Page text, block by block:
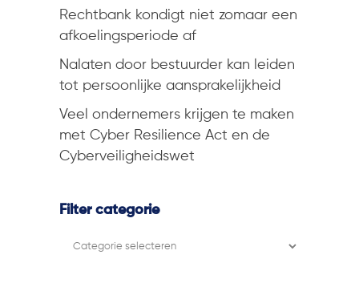
Rechtbank kondigt niet zomaar een
afkoelingsperiode af
Nalaten door bestuurder kan leiden
tot persoonlijke aansprakelijkheid
Veel ondernemers krijgen te maken
met Cyber Resilience Act en de
Cyberveiligheidswet
Filter categorie
Filter